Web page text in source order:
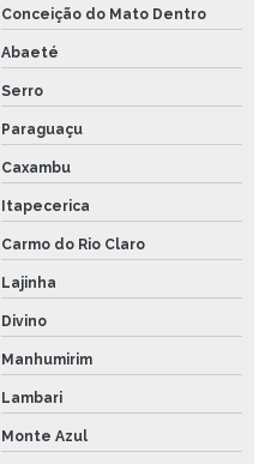
Conceição do Mato Dentro
Abaeté
Serro
Paraguaçu
Caxambu
Itapecerica
Carmo do Rio Claro
Lajinha
Divino
Manhumirim
Lambari
Monte Azul